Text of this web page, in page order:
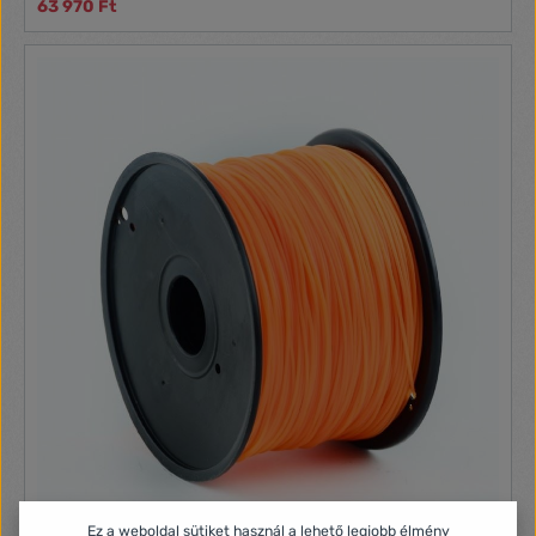
PC, PLA-CF, PA-CF, PET-CF, PET-CF Fájlformátum
nyomtatáshoz: STL, OBJ, AMF Interfész nyelvek: Angol,
63 970 Ft
Ez a weboldal sütiket használ a lehető legjobb élmény